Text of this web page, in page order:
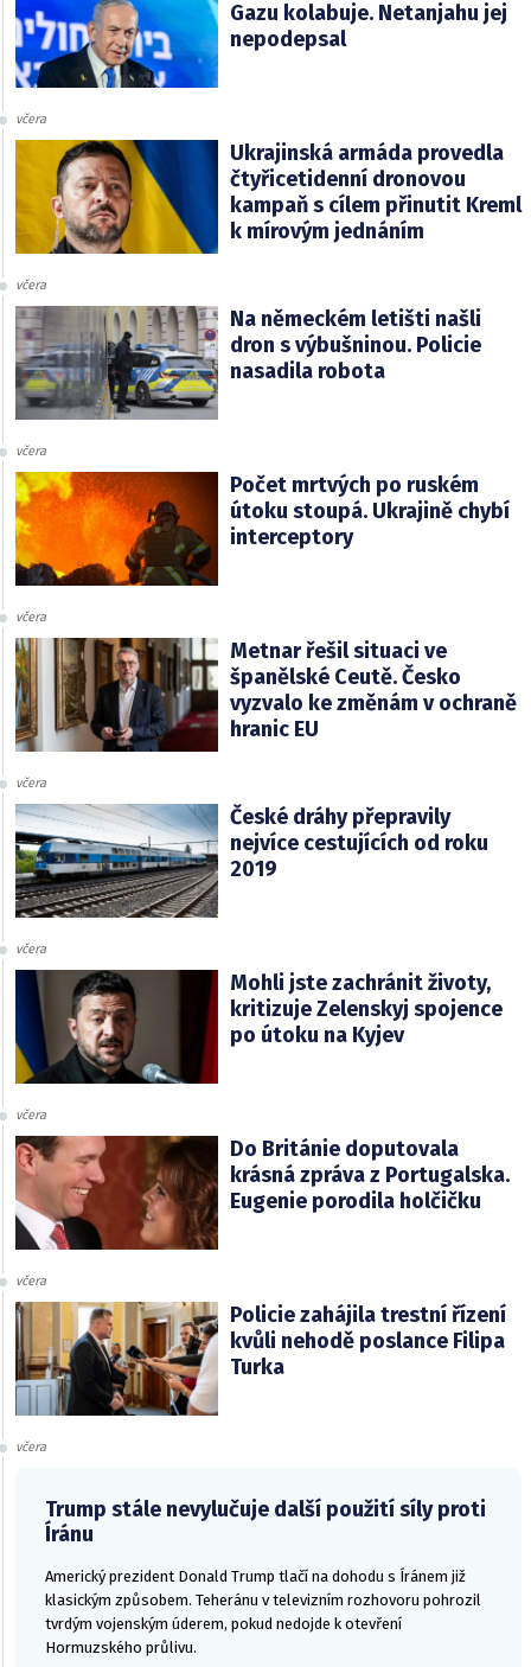
Gazu kolabuje. Netanjahu jej
nepodepsal
včera
Ukrajinská armáda provedla
čtyřicetidenní dronovou
kampaň s cílem přinutit Kreml
k mírovým jednáním
včera
Na německém letišti našli
dron s výbušninou. Policie
nasadila robota
včera
Počet mrtvých po ruském
útoku stoupá. Ukrajině chybí
interceptory
včera
Metnar řešil situaci ve
španělské Ceutě. Česko
vyzvalo ke změnám v ochraně
hranic EU
včera
České dráhy přepravily
nejvíce cestujících od roku
2019
včera
Mohli jste zachránit životy,
kritizuje Zelenskyj spojence
po útoku na Kyjev
včera
Do Británie doputovala
krásná zpráva z Portugalska.
Eugenie porodila holčičku
včera
Policie zahájila trestní řízení
kvůli nehodě poslance Filipa
Turka
včera
Trump stále nevylučuje další použití síly proti
Íránu
Americký prezident Donald Trump tlačí na dohodu s Íránem již
klasickým způsobem. Teheránu v televizním rozhovoru pohrozil
tvrdým vojenským úderem, pokud nedojde k otevření
Hormuzského průlivu.